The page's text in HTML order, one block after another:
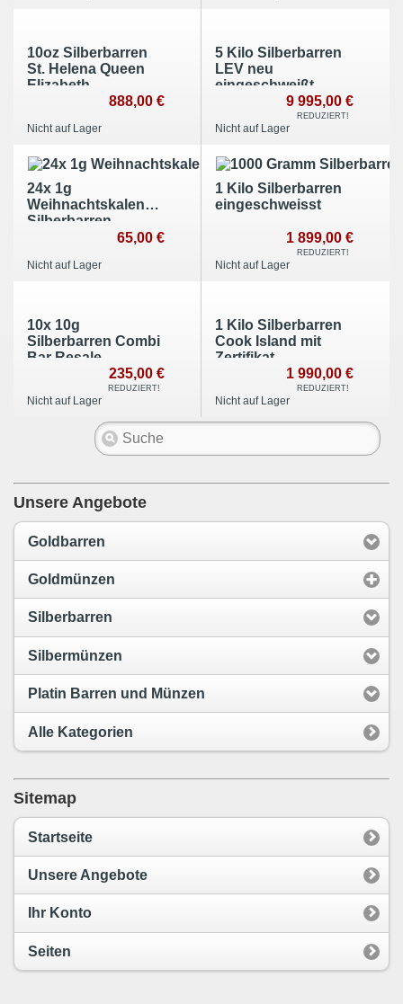
10oz Silberbarren
St. Helena Queen
Elizabeth
888,00 €
Nicht auf Lager
5 Kilo Silberbarren
LEV neu
eingeschweißt
9 995,00 €
REDUZIERT!
Nicht auf Lager
24x 1g
Weihnachtskalender
Silberbarren
65,00 €
Nicht auf Lager
1 Kilo Silberbarren
eingeschweisst
1 899,00 €
REDUZIERT!
Nicht auf Lager
10x 10g
Silberbarren Combi
Bar Resale
235,00 €
REDUZIERT!
Nicht auf Lager
1 Kilo Silberbarren
Cook Island mit
Zertifikat
1 990,00 €
REDUZIERT!
Nicht auf Lager
Unsere Angebote
Goldbarren
Goldmünzen
Silberbarren
Silbermünzen
Platin Barren und Münzen
Alle Kategorien
Sitemap
Startseite
Unsere Angebote
Ihr Konto
Seiten